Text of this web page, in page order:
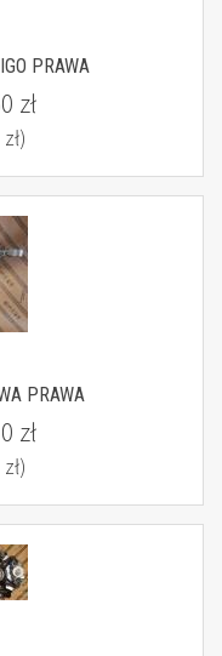
PRAWA
zł
)
PRAWA
zł
)